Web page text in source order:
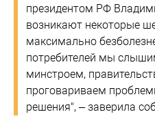
президентом РФ
возникают некоторые
максимально
потребителей мы
минстроем,
проговариваем
решения", – заверила